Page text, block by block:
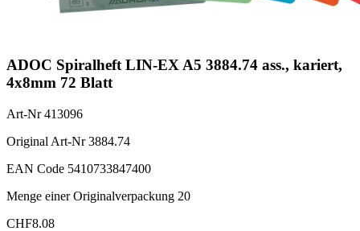
ADOC Spiralheft LIN-EX A5 3884.74 ass., kariert,
4x8mm 72 Blatt
Art-Nr413096
Original Art-Nr3884.74
EAN Code 5410733847400
Menge einer Originalverpackung 20
CHF8.08